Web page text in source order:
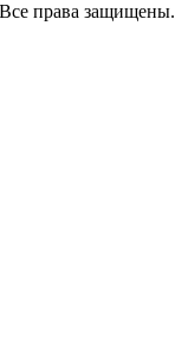
права защищены.